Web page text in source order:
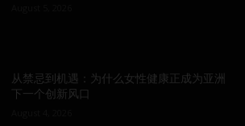
从禁忌到机遇：为什么女性健康正成为亚洲
下一个创新风口